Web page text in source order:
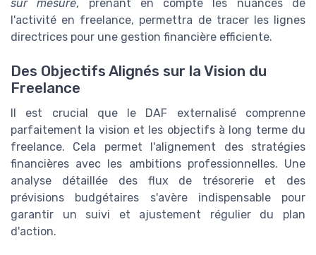
sur mesure, prenant en compte les nuances de
l'activité en freelance, permettra de tracer les lignes
directrices pour une gestion financière efficiente.
Des Objectifs Alignés sur la Vision du
Freelance
Il est crucial que le DAF externalisé comprenne
parfaitement la vision et les objectifs à long terme du
freelance. Cela permet l'alignement des stratégies
financières avec les ambitions professionnelles. Une
analyse détaillée des flux de trésorerie et des
prévisions budgétaires s'avère indispensable pour
garantir un suivi et ajustement régulier du plan
d'action.